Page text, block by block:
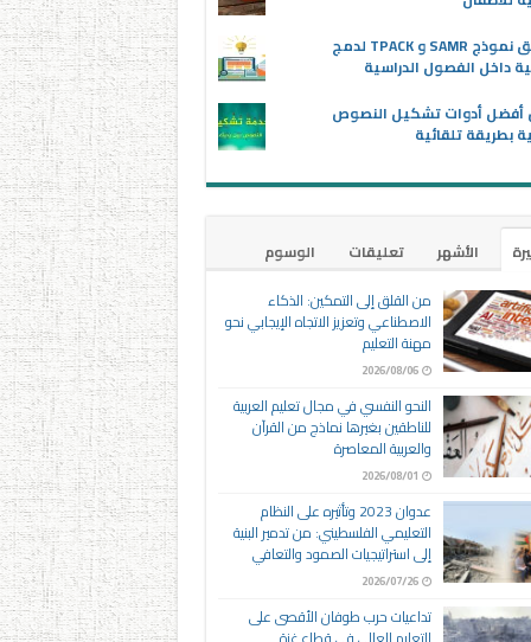
تطبيق نموذج SAMR و TPACK لدمج
داخل الفصول الدراسية
أفضل أدوات تشكيل النصوص
بطريقة تلقائية
الأشهر تعليقات
الوسوم
من القلق إلى التمكين: الذكاء
الاصطناعي وتعزيز الاتجاه الإيجابي نحو
مهنة التعليم
2026/08/06
النحو النفسي في مجال تعليم العربية
للناطقين بغيرها نماذج من القرآن
والعربية المعاصرة
2026/08/01
عدوان 2023 وتأثيره على النظام
التعليمي الفلسطيني: من تدمير البنية
إلى استراتيجيات الصمود والتعافي
2026/07/26
تداعيات حرب طوفان الأقصى على